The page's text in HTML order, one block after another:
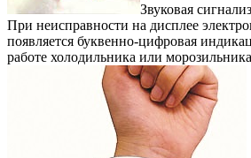
Звуковая
При неисправности на дисплее
появляется буквенно-цифровая
работе холодильника или морозильника